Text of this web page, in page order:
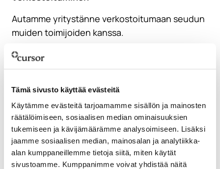
Tämä sivusto käyttää evästeitä
Käytämme evästeitä tarjoamamme sisällön ja mainosten
räätälöimiseen, sosiaalisen median ominaisuuksien
tukemiseen ja kävijämäärämme analysoimiseen. Lisäksi
jaamme sosiaalisen median, mainosalan ja analytiikka-
alan kumppaneillemme tietoja siitä, miten käytät
sivustoamme. Kumppanimme voivat yhdistää näitä
Autamme yritystänne verkostoitumaan seudun
muiden toimijoiden kanssa.
Rahoituskanavat
rahoitusmahdollisuuksista ja -kanavista.
Asiakastapaamiset seudulla
Järjestämme tapaamisia potentiaalisten
asiakkaiden & sidosryhmien kanssa Kotkan-
Haminan seudulla.